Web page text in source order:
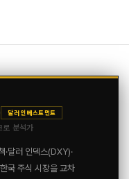
달러 인베스트먼트
로 분석가
·달러 인덱스(DXY)·
국 주식 시장을 교차